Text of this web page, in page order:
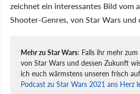
zeichnet ein interessantes Bild vom
Shooter-Genres, von Star Wars und
Mehr zu Star Wars: Falls ihr mehr
von Star Wars und dessen Zukunft
ich euch wärmstens unseren frisch
Podcast zu Star Wars 2021 ans Herz